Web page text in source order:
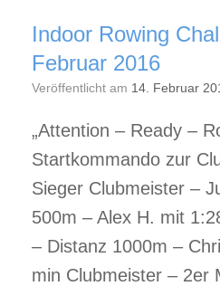
Indoor Rowing
Februar 2016
Veröffentlicht am 14. Februar
„Attention – Ready –
Startkommando zur
Sieger Clubmeister –
500m – Alex H. mit
– Distanz 1000m –
min Clubmeister – 2er